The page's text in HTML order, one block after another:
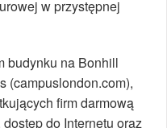
w przystępnej
budynku na Bonhill
(campuslondon.com),
firm darmową
do Internetu oraz